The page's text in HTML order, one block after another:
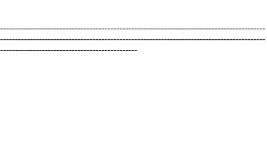
-----------------------------------------------------------------------------------------
-----------------------------------------------------------------------------------------
----------------------------------------------